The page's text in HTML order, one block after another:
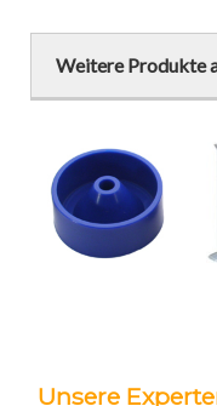
Weitere Produkte
Unsere